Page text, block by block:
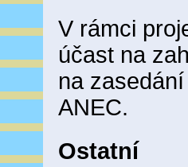
V rámci
účast na
na
ANEC.
Ostatní